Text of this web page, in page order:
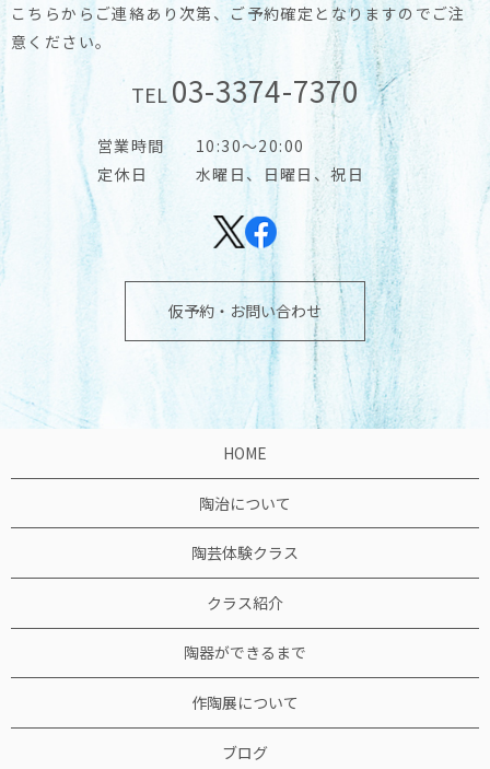
こちらからご連絡あり次第、ご予約確定となりますのでご注
意ください。
TEL03-3374-7370
営業時間
10:30～20:00
定休日
水曜日、日曜日、祝日
仮予約・お問い合わせ
HOME
陶治について
陶芸体験クラス
クラス紹介
陶器ができるまで
作陶展について
ブログ